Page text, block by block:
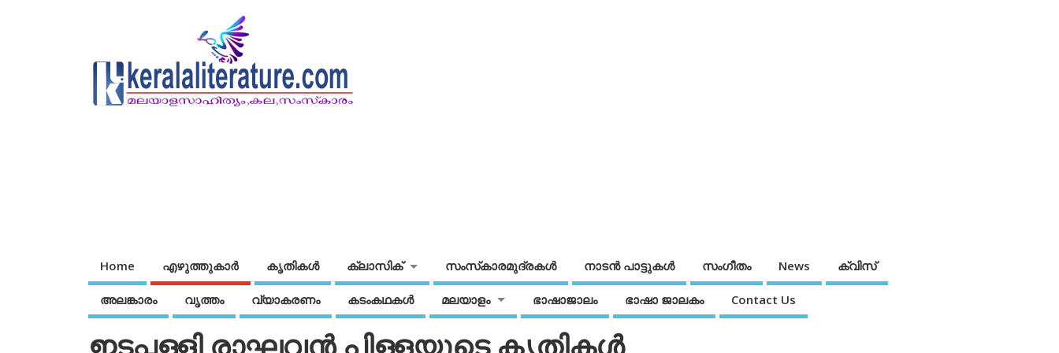
Home എഴുത്തുകാര്‍ കൃതികൾ ക്ലാസിക് സംസ്‌കാരമുദ്രകള്‍ നാടന്‍ പാട്ടുകള്‍ സംഗീതം News ക്വിസ്
അലങ്കാരം വൃത്തം വ്യാകരണം കടംകഥകള്‍ മലയാളം ഭാഷാജാലം ഭാഷാ ജാലകം Contact Us